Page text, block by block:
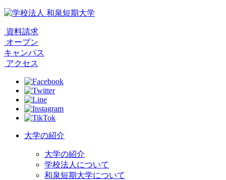
資料請求
オープン
キャンパス
アクセス
大学の紹介
大学の紹介
学校法人について
和泉短期大学について